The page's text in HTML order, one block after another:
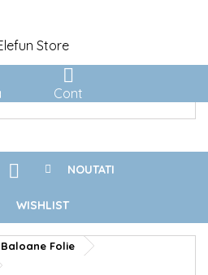

Cont
 NOUTATI
WISHLIST
Baloane Folie